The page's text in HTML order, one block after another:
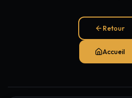
Retour
Accueil